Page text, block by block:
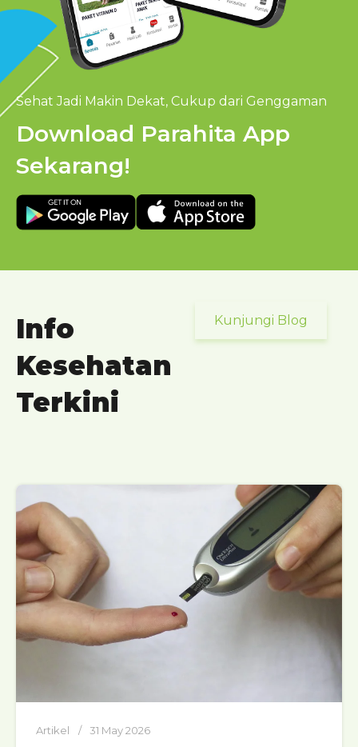
Sehat Jadi Makin Dekat, Cukup dari Genggaman
Download Parahita App
Sekarang!
Info
Kesehatan
Terkini
Kunjungi Blog
Artikel 31 May 2026